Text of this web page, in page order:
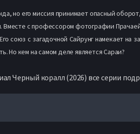
но его миссия принимает опасный
с профессором фотографии
союз с загадочной Сайрунг намекает на
Но кем на самом деле является Сараи?
Черный коралл (2026) все серии